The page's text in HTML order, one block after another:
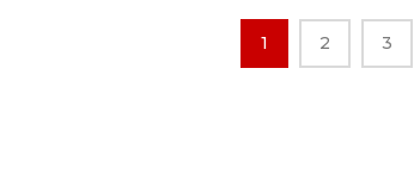
1 2 3